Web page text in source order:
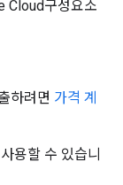
Cloud구성요소
하려면 가격 계
용할 수 있습니